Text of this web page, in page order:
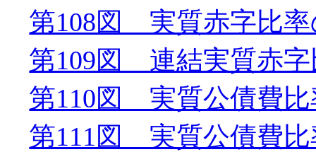
第108図 実質赤字比率
第109図 連結実質赤字
第110図 実質公債費比
第111図 実質公債費比